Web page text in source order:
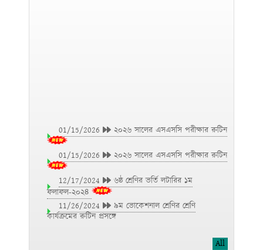
২০২৬ সালের এসএসসি পরীক্ষার রুটিন
01/15/2026 ২০২৬ সালের এসএসসি পরীক্ষার রুটিন
12/17/2024
৬ষ্ঠ শ্রেণির ভর্তি লটারির ১ম
ফলাফল-২০২৪
11/26/2024
৯ম ভোকেশনাল শ্রেণির শ্রেণি
কার্যক্রমের রুটিন প্রসঙ্গে
11/26/2024
এসএসসি ও এসএসসি (ভোকেশনাল)
All